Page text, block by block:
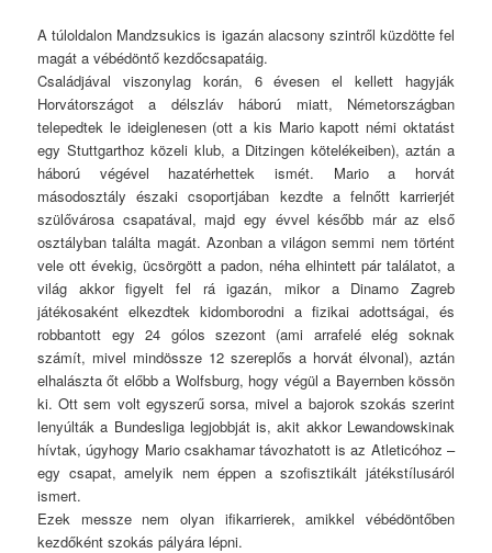
A túloldalon Mandzsukics is igazán alacsony szintről küzdötte fel
magát a vébédöntő kezdőcsapatáig.
Családjával viszonylag korán, 6 évesen el kellett hagyják
Horvátországot a délszláv háború miatt, Németországban
telepedtek le ideiglenesen (ott a kis Mario kapott némi oktatást
egy Stuttgarthoz közeli klub, a Ditzingen kötelékeiben), aztán a
háború végével hazatérhettek ismét. Mario a horvát
másodosztály északi csoportjában kezdte a felnőtt karrierjét
szülővárosa csapatával, majd egy évvel később már az első
osztályban találta magát. Azonban a világon semmi nem történt
vele ott évekig, ücsörgött a padon, néha elhintett pár találatot, a
világ akkor figyelt fel rá igazán, mikor a Dinamo Zagreb
játékosaként elkezdtek kidomborodni a fizikai adottságai, és
robbantott egy 24 gólos szezont (ami arrafelé elég soknak
számít, mivel mindössze 12 szereplős a horvát élvonal), aztán
elhalászta őt előbb a Wolfsburg, hogy végül a Bayernben kössön
ki. Ott sem volt egyszerű sorsa, mivel a bajorok szokás szerint
lenyúlták a Bundesliga legjobbját is, akit akkor Lewandowskinak
hívtak, úgyhogy Mario csakhamar távozhatott is az Atleticóhoz –
egy csapat, amelyik nem éppen a szofisztikált játékstílusáról
ismert.
Ezek messze nem olyan ifikarrierek, amikkel vébédöntőben
kezdőként szokás pályára lépni.